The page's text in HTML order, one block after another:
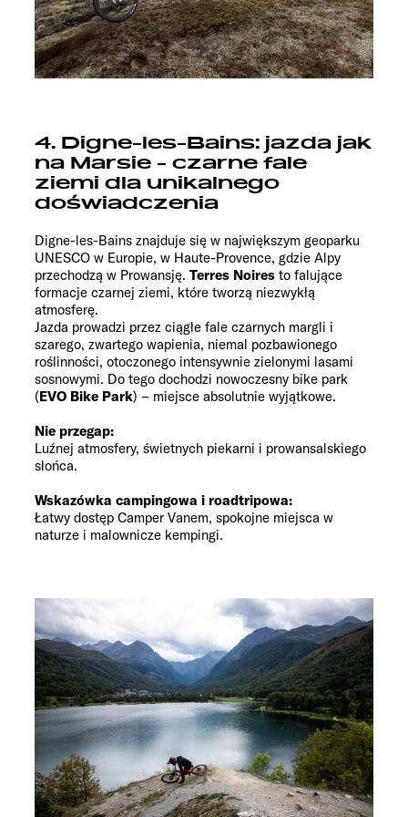
4. Digne-les-Bains: jazda jak
na Marsie - czarne fale
ziemi dla unikalnego
doświadczenia
Digne-les-Bains znajduje się w największym geoparku
UNESCO w Europie, w Haute-Provence, gdzie Alpy
przechodzą w Prowansję. Terres Noires to falujące
formacje czarnej ziemi, które tworzą niezwykłą
atmosferę.
Jazda prowadzi przez ciągłe fale czarnych margli i
szarego, zwartego wapienia, niemal pozbawionego
roślinności, otoczonego intensywnie zielonymi lasami
sosnowymi. Do tego dochodzi nowoczesny bike park
(EVO Bike Park) – miejsce absolutnie wyjątkowe.
Nie przegap:
Luźnej atmosfery, świetnych piekarni i prowansalskiego
słońca.
Wskazówka campingowa i roadtripowa:
Łatwy dostęp Camper Vanem, spokojne miejsca w
naturze i malownicze kempingi.